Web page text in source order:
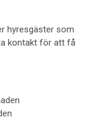
hyresgäster som
kontakt för att få